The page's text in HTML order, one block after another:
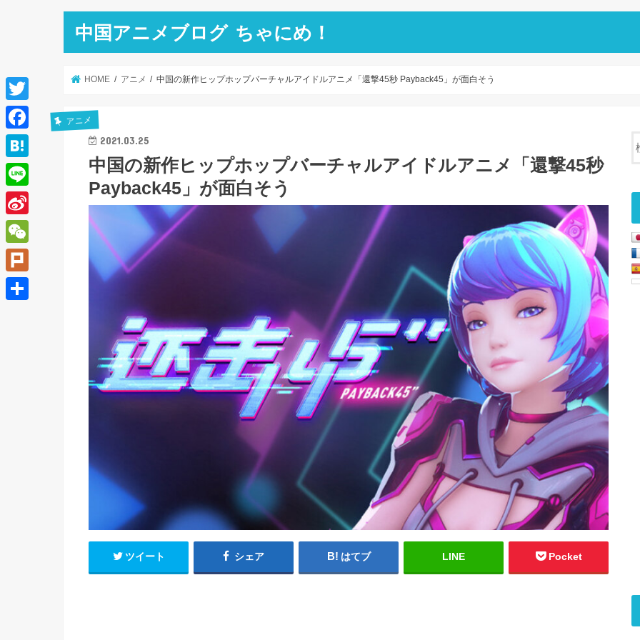
中国アニメブログ ちゃにめ！
HOME アニメ 中国の新作ヒップホップバーチャルアイドルアニメ「還撃45秒 Payback45」が面白そう
アニメ
2021.03.25
中国の新作ヒップホップバーチャルアイドルアニメ「還撃45秒
Payback45」が面白そう
ツイート シェア はてブ LINE Pocket
T
w
i
t
e
r
F
a
c
e
b
o
o
k
H
a
t
e
a
L
i
n
e
S
i
n
a
W
e
C
P